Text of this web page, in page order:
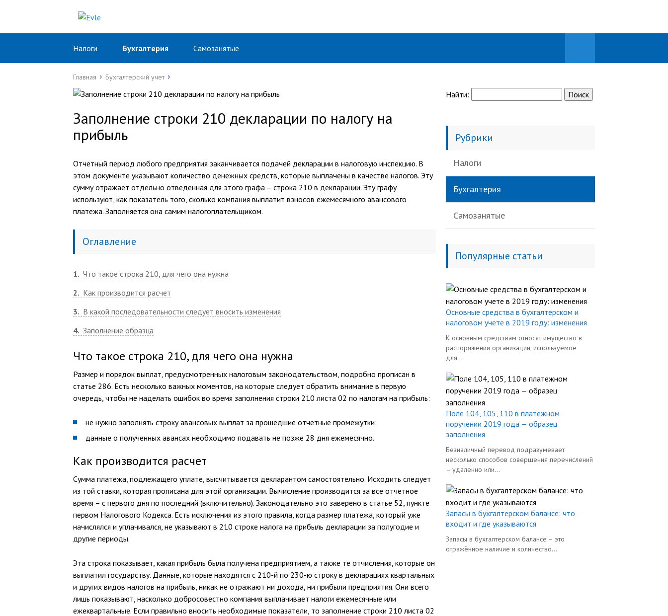
Налоги Бухгалтерия Самозанятые
Главная Бухгалтерский учет
Заполнение строки 210 декларации по налогу на
прибыль
Отчетный период любого предприятия заканчивается подачей декларации в налоговую инспекцию. В
этом документе указывают количество денежных средств, которые выплачены в качестве налогов. Эту
сумму отражает отдельно отведенная для этого графа – строка 210 в декларации. Эту графу
используют, как показатель того, сколько компания выплатит взносов ежемесячного авансового
платежа. Заполняется она самим налогоплательщиком.
Оглавление
1 Что такое строка 210, для чего она нужна
2
Как производится расчет
3
В какой последовательности следует вносить изменения
4 Заполнение образца
Что такое строка 210, для чего она нужна
Размер и порядок выплат, предусмотренных налоговым законодательством, подробно прописан в
статье 286. Есть несколько важных моментов, на которые следует обратить внимание в первую
очередь, чтобы не наделать ошибок во время заполнения строки 210 листа 02 по налогам на прибыль:
не нужно заполнять строку авансовых выплат за прошедшие отчетные промежутки;
данные о полученных авансах необходимо подавать не позже 28 дня ежемесячно.
Как производится расчет
Сумма платежа, подлежащего уплате, высчитывается декларантом самостоятельно. Исходить следует
из той ставки, которая прописана для этой организации. Вычисление производится за все отчетное
время – с первого дня по последний (включительно). Законодательно это заверено в статье 52, пункте
первом Налогового Кодекса. Есть исключения из этого правила, когда размер платежа, который уже
начислялся и уплачивался, не указывают в 210 строке налога на прибыль декларации за полугодие и
другие периоды.
Эта строка показывает, какая прибыль была получена предприятием, а также те отчисления, которые он
выплатил государству. Данные, которые находятся с 210-й по 230-ю строку в декларациях квартальных
и других видов налогов на прибыль, никак не отражают ни дохода, ни прибыли предприятия. Они всего
лишь показывают, насколько добросовестно компания выплачивает налоги ежемесячные или
ежеквартальные. Если правильно вносить необходимые показатели, то заполнение строки 210 листа 02
Найти:
Рубрики
Налоги
Бухгалтерия
Самозанятые
Популярные статьи
Основные средства в бухгалтерском и
налоговом учете в 2019 году: изменения
К основным средствам относят имущество в
распоряжении организации, используемое
для...
Поле 104, 105, 110 в платежном
поручении 2019 года — образец
заполнения
Безналичный перевод подразумевает
несколько способов совершения перечислений
– удаленно или...
Запасы в бухгалтерском балансе: что
входит и где указываются
Запасы в бухгалтерском балансе – это
отражённое наличие и количество...